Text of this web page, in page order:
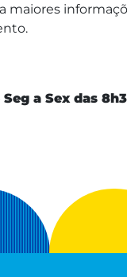
maiores
a Sex das